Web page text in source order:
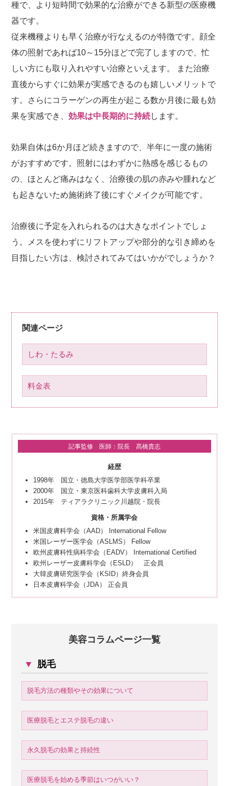
種で、より短時間で効果的な治療ができる新型の医療機
器です。
従来機種よりも早く治療が行なえるのが特徴です。顔全
体の照射であれば10～15分ほどで完了しますので、忙
しい方にも取り入れやすい治療といえます。 また治療
直後からすぐに効果が実感できるのも嬉しいメリットで
す。さらにコラーゲンの再生が起こる数か月後に最も効
果を実感でき、効果は中長期的に持続します。
効果自体は6か月ほど続きますので、半年に一度の施術
がおすすめです。照射にはわずかに熱感を感じるもの
の、ほとんど痛みはなく、治療後の肌の赤みや腫れなど
も起きないため施術終了後にすぐメイクが可能です。
治療後に予定を入れられるのは大きなポイントでしょ
う。メスを使わずにリフトアップや部分的な引き締めを
目指したい方は、検討されてみてはいかがでしょうか？
関連ページ
しわ・たるみ
料金表
記事監修 医師：院長 髙橋貴志
経歴
1998年 国立・徳島大学医学部医学科卒業
2000年 国立・東京医科歯科大学皮膚科入局
2015年 ティアラクリニック川越院・院長
資格・所属学会
米国皮膚科学会（AAD） International Fellow
米国レーザー医学会（ASLMS） Fellow
欧州皮膚科性病科学会（EADV） International Certified
欧州レーザー皮膚科学会（ESLD） 正会員
大韓皮膚研究医学会（KSID）終身会員
日本皮膚科学会（JDA） 正会員
美容コラムページ一覧
▼ 脱毛
脱毛方法の種類やその効果について
医療脱毛とエステ脱毛の違い
永久脱毛の効果と持続性
医療脱毛を始める季節はいつがいい？